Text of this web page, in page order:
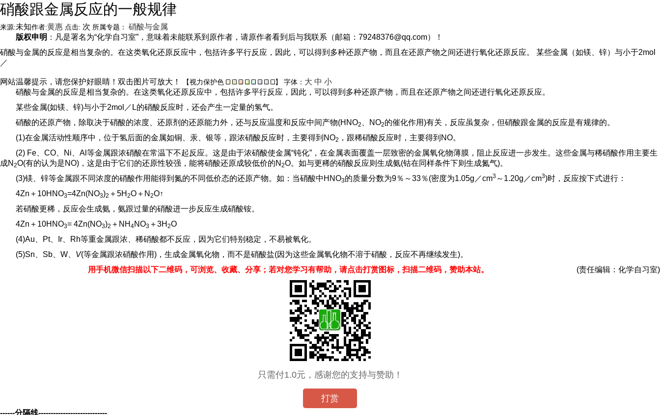
硝酸跟金属反应的一般规律
来源:未知作者:黄惠 点击: 次 所属专题：
硝酸与金属
版权申明 ：凡是署名为“化学自习室”，意味着未能联系到原作者，请原作者看到后与我联系（邮箱：79248376@qq.com）！
硝酸与金属的反应是相当复杂的。在这类氧化还原反应中，包括许多平行反应，因此，可以得到多种还原产物，而且在还原产物之间还进行氧化还原反应。 某些金属（如镁、锌）与小于2mol
／
网站温馨提示，请您保护好眼睛！双击图片可放大！ 【视力保护色 】 字体： 大 中 小
硝酸与金属的反应是相当复杂的。在这类氧化还原反应中，包括许多平行反应，因此，可以得到多种还原产物，而且在还原产物之间还进行氧化还原反应。
某些金属(如镁、锌)与小于2mol／L的硝酸反应时，还会产生一定量的氢气。
硝酸的还原产物，除取决于硝酸的浓度、还原剂的还原能力外，还与反应温度和反应中间产物(HNO2 、NO2的催化作用)有关，反应虽复杂，但硝酸跟金属的反应是有规律的。
(1)在金属活动性顺序中，位于氢后面的金属如铜、汞、银等，跟浓硝酸反应时，主要得到NO2 ，跟稀硝酸反应时，主要得到NO。
(2) Fe、CO、Ni、Al等金属跟浓硝酸在常温下不起反应。这是由于浓硝酸使金属“钝化”，在金属表面覆盖一层致密的金属氧化物薄膜，阻止反应进一步发生。这些金属与稀硝酸作用主要生
成N 2O(有的认为是NO)，这是由于它们的还原性较强，能将硝酸还原成较低价的N 2O。如与更稀的硝酸反应则生成氨(钴在同样条件下则生成氮气)。
(3)镁、锌等金属跟不同浓度的硝酸作用能得到氮的不同低价态的还原产物。如：当硝酸中HNO3的质量分数为9％～33％(密度为1.05g／cm3 ～1.20g／cm3)时，反应按下式进行：
4Zn＋10HNO3=4Zn(NO3)2 ＋5H 2O＋N 2O↑
若硝酸更稀，反应会生成氨，氨跟过量的硝酸进一步反应生成硝酸铵。
4Zn＋10HNO3= 4Zn(NO3)2 ＋NH 4NO3 ＋3H 2O
(4)Au、Pt、Ir、Rh等重金属跟浓、稀硝酸都不反应，因为它们特别稳定，不易被氧化。
(5)Sn、Sb、W、 V(等金属跟浓硝酸作用)，生成金属氧化物，而不是硝酸盐(因为这些金属氧化物不溶于硝酸，反应不再继续发生)。
(责任编辑：化学自习室)
用手机微信扫描以下二维码，可浏览、收藏、分享；若对您学习有帮助，请点击打赏图标，扫描二维码，赞助本站。
只需付1.0元，感谢您的支持与赞助！
打赏
------分隔线----------------------------